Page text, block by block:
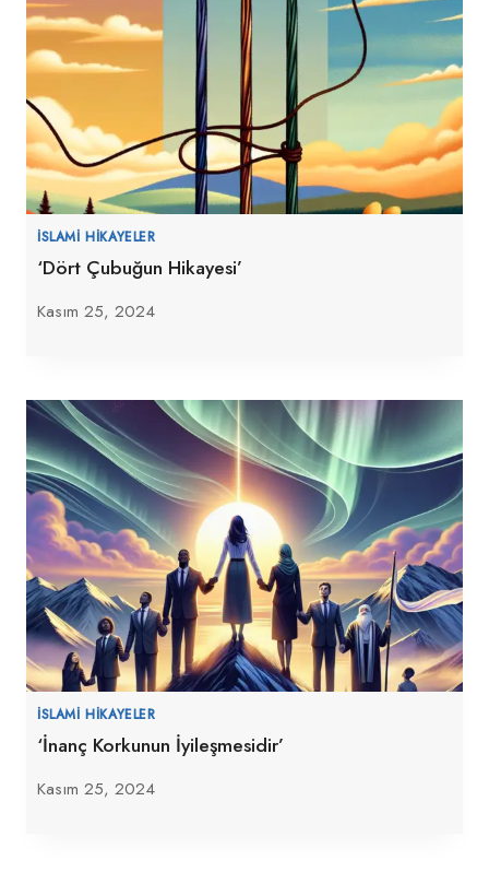
İSLAMI HIKAYELER
‘Dört Çubuğun Hikayesi’
Kasım 25, 2024
İSLAMI HIKAYELER
‘İnanç Korkunun İyileşmesidir’
Kasım 25, 2024